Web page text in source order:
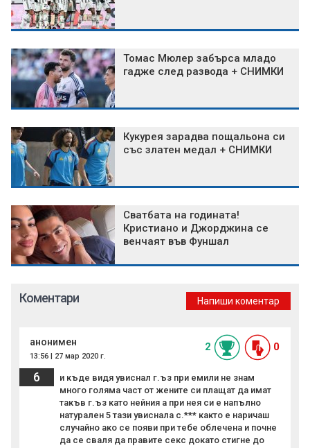
Томас Мюлер забърса младо
гадже след развода + СНИМКИ
Кукурея зарадва пощальона си
със златен медал + СНИМКИ
Сватбата на годината!
Кристиано и Джорджина се
венчаят във Фуншал
Коментари Напиши коментар
анонимен
13:56 | 27 мар 2020 г.
2 0
6
и къде видя увиснал г.ъз при емили не знам
много голяма част от жените си плащат да имат
такъв г.ъз като нейния а при нея си е напълно
натурален 5 тази увиснала с.*** както е наричаш
случайно ако се появи при тебе облечена и почне
да се сваля да правите секс докато стигне до